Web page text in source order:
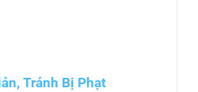
Tránh Bị Phạt